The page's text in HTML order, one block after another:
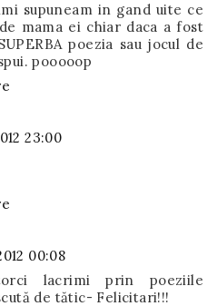
supuneam in gand uite ce
mama ei chiar daca a fost
poezia sau jocul de
pooooop
23:00
00:08
lacrimi prin poeziile
de tătic- Felicitari!!!